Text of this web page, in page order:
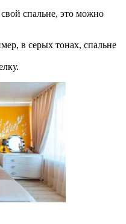
спальне, это можно
в серых тонах, спальне